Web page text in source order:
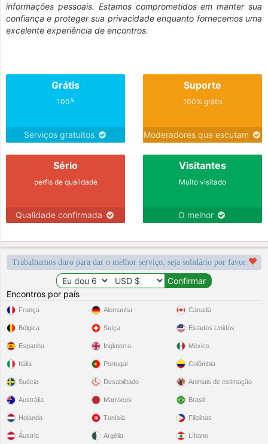
informações pessoais. Estamos comprometidos em manter sua
confiança e proteger sua privacidade enquanto fornecemos uma
excelente experiência de encontros.
Grátis
100%
Serviços gratuitos
Suporte
100% grátis
Moderadores que escutam
Sério
perfis de qualidade
Qualidade confirmada
Visitantes
Muito visitado
O melhor
Trabalhamos duro para dar o melhor serviço, seja solidário por favor
Encontros por país
França
Bélgica
Espanha
Itália
Suécia
Alemanha
Suíça
Inglaterra
Portugal
Desabilitado
Canadá
Estados Unidos
México
Colômbia
Animais de estimação
Austrália
Holanda
Áustria
Marrocos
Tunísia
Argélia
Brasil
Filipinas
Líbano